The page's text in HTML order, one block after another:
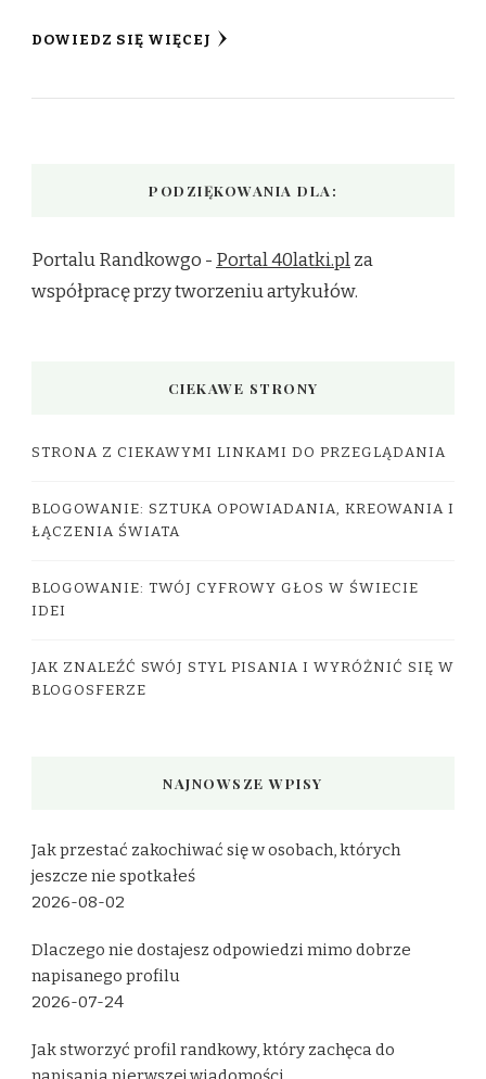
DOWIEDZ SIĘ WIĘCEJ
PODZIĘKOWANIA DLA:
Portalu Randkowgo - Portal 40latki.plza
współpracę przy tworzeniu artykułów.
CIEKAWE STRONY
STRONA Z CIEKAWYMI LINKAMI DO PRZEGLĄDANIA
BLOGOWANIE: SZTUKA OPOWIADANIA, KREOWANIA I
ŁĄCZENIA ŚWIATA
BLOGOWANIE: TWÓJ CYFROWY GŁOS W ŚWIECIE
IDEI
JAK ZNALEŹĆ SWÓJ STYL PISANIA I WYRÓŻNIĆ SIĘ W
BLOGOSFERZE
NAJNOWSZE WPISY
Jak przestać zakochiwać się w osobach, których
jeszcze nie spotkałeś
2026-08-02
Dlaczego nie dostajesz odpowiedzi mimo dobrze
napisanego profilu
2026-07-24
Jak stworzyć profil randkowy, który zachęca do